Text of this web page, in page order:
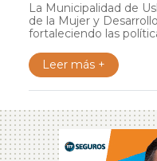
La Municipalidad de
de la Mujer y
fortaleciendo las
Leer más +